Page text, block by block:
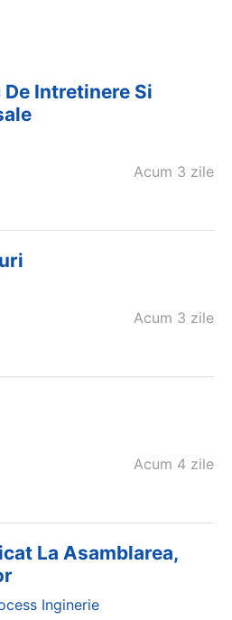
Intretinere Si
Acum 3 zile
Acum 3 zile
Acum 4 zile
La Asamblarea,
Inginerie